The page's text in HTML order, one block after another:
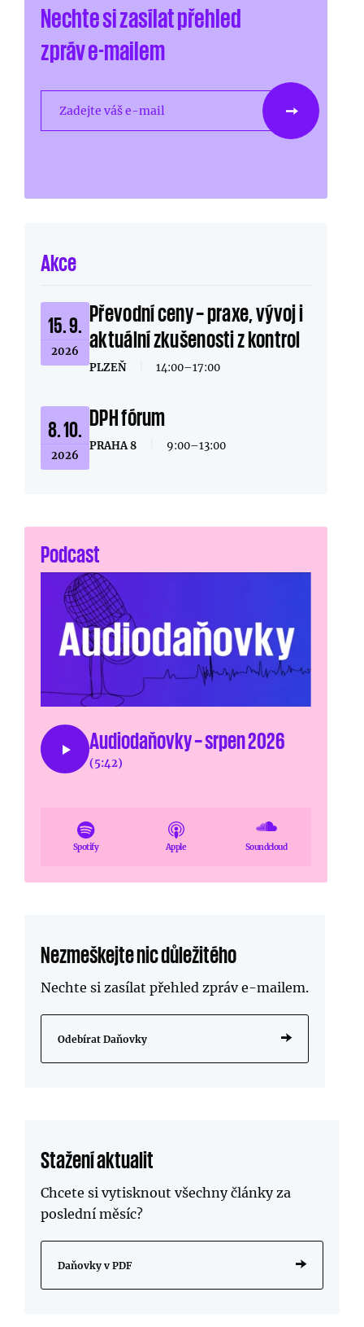
Nechte si zasílat přehled
zpráv e-mailem
Zadejte váš e-mail
Akce
15. 9.
2026
Převodní ceny – praxe, vývoj i
aktuální zkušenosti z kontrol
PLZEŇ 14:00–17:00
8. 10.
2026
DPH fórum
PRAHA 8 9:00–13:00
Podcast
Audiodaňovky – srpen 2026
(5:42)
Spotify Apple Soundcloud
Nezmeškejte nic důležitého
Nechte si zasílat přehled zpráve-mailem.
Odebírat Daňovky
Stažení aktualit
Chcete si vytisknout všechny články za
poslední měsíc?
Daňovky v PDF